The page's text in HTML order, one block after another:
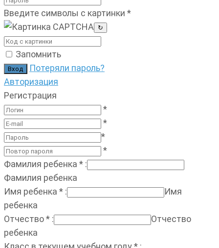
Введите символы с картинки *
↻
Запомнить
Потеряли пароль?
Авторизация
Регистрация
*
*
*
*
Фамилия ребенка * :
Фамилия ребенка
Имя ребенка * :
Имя
ребенка
Отчество* :
Отчество
ребенка